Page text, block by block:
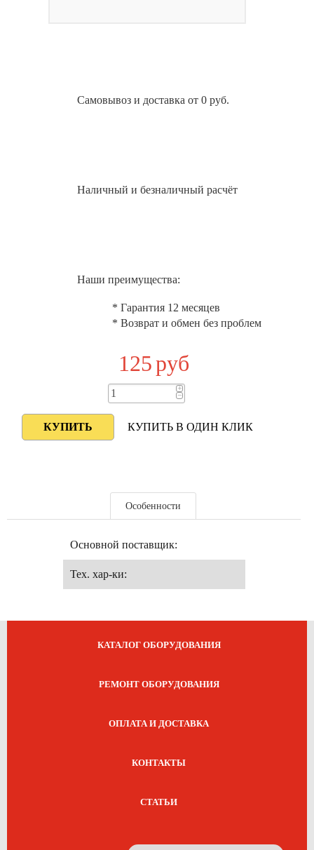
Самовывоз и доставка от 0 руб.
Наличный и безналичный расчёт
Наши преимущества:
* Гарантия 12 месяцев
* Возврат и обмен без проблем
125руб
+
−
КУПИТЬ В ОДИН КЛИК
Особенности
Основной поставщик:
Тех. хар-ки:
КАТАЛОГ ОБОРУДОВАНИЯ
РЕМОНТ ОБОРУДОВАНИЯ
ОПЛАТА И ДОСТАВКА
КОНТАКТЫ
СТАТЬИ